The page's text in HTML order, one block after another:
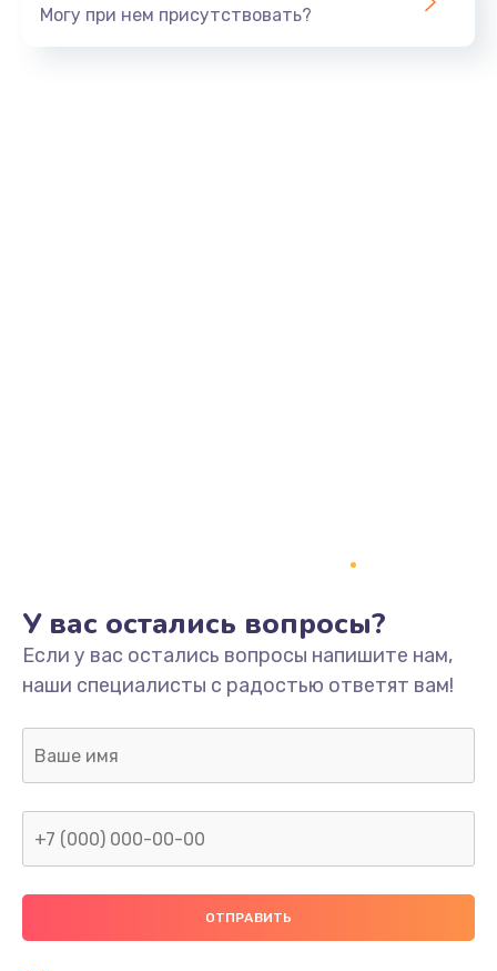
Могу при нем присутствовать?
У вас остались вопросы?
Если у вас остались вопросы напишите нам,
наши специалисты с радостью ответят вам!